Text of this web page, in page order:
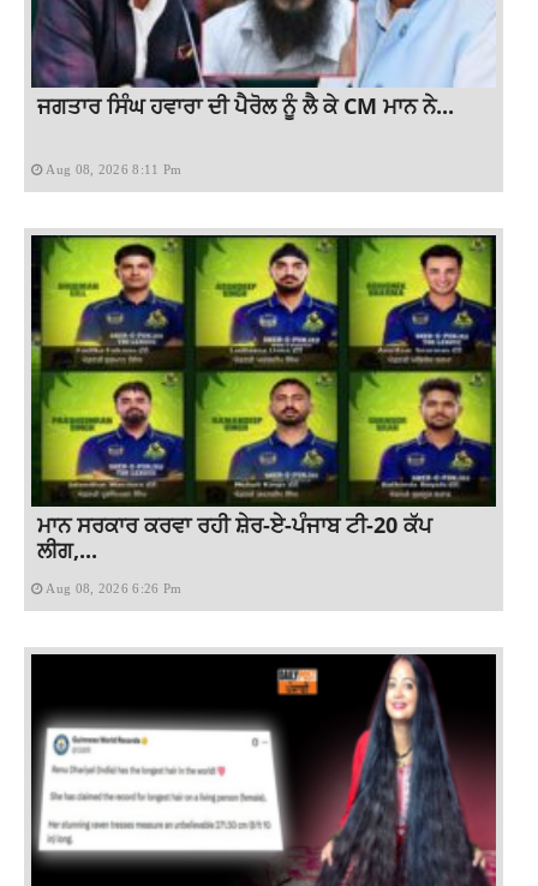
ਜਗਤਾਰ ਸਿੰਘ ਹਵਾਰਾ ਦੀ ਪੈਰੋਲ ਨੂੰ ਲੈ ਕੇ CM ਮਾਨ ਨੇ...
Aug 08, 2026 8:11 Pm
ਮਾਨ ਸਰਕਾਰ ਕਰਵਾ ਰਹੀ ਸ਼ੇਰ-ਏ-ਪੰਜਾਬ ਟੀ-20 ਕੱਪ
ਲੀਗ,...
Aug 08, 2026 6:26 Pm